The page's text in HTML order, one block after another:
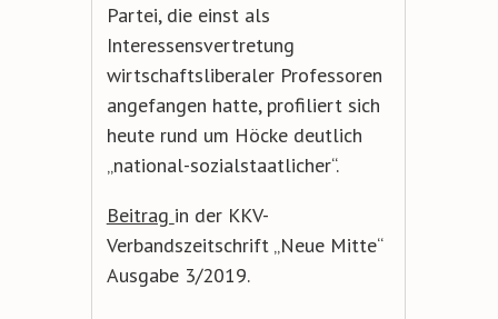
Partei, die einst als
Interessensvertretung
wirtschaftsliberaler Professoren
angefangen hatte, profiliert sich
heute rund um Höcke deutlich
„national-sozialstaatlicher“.
Beitrag in der KKV-
Verbandszeitschrift „Neue Mitte“
Ausgabe 3/2019.